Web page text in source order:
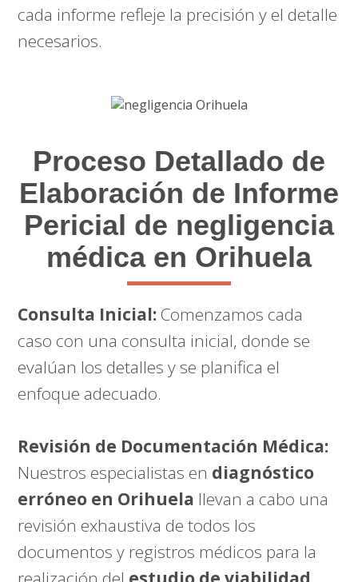
cada informe refleje la precisión y el detalle
necesarios.
Proceso Detallado de
Elaboración de Informe
Pericial de negligencia
médica en Orihuela
Consulta Inicial: Comenzamos cada
caso con una consulta inicial, donde se
evalúan los detalles y se planifica el
enfoque adecuado.
Revisión de Documentación Médica:
Nuestros especialistas en diagnóstico
erróneo en Orihuela llevan a cabo una
revisión exhaustiva de todos los
documentos y registros médicos para la